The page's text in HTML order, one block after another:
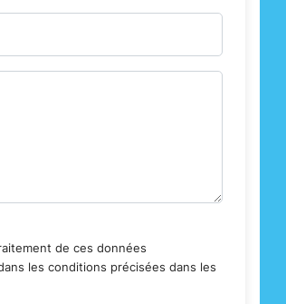
de ces données
les conditions précisées dans les